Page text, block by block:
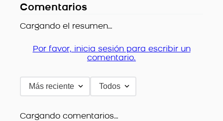
Comentarios
Cargando el resumen…
Por favor, inicia sesión para escribir un
comentario.
Más reciente Todos
Cargando comentarios…